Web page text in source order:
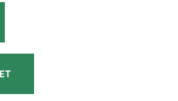
Sulkapalloliitto ry